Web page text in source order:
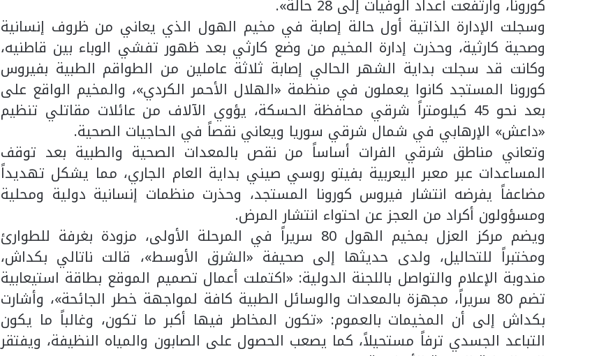
كورونا، وارتفعت أعداد الوفيات إلى 28 حالة».
وسجلت الإدارة الذاتية أول حالة إصابة في مخيم الهول الذي يعاني من ظروف إنسانية
وصحية كارثية، وحذرت إدارة المخيم من وضع كارثي بعد ظهور تفشي الوباء بين قاطنيه،
وكانت قد سجلت بداية الشهر الحالي إصابة ثلاثة عاملين من الطواقم الطبية بفيروس
كورونا المستجد كانوا يعملون في منظمة «الهلال الأحمر الكردي»، والمخيم الواقع على
بعد نحو 45 كيلومتراً شرقي محافظة الحسكة، يؤوي الآلاف من عائلات مقاتلي تنظيم
«داعش» الإرهابي في شمال شرقي سوريا ويعاني نقصاً في الحاجيات الصحية.
وتعاني مناطق شرقي الفرات أساساً من نقص بالمعدات الصحية والطبية بعد توقف
المساعدات عبر معبر اليعربية بفيتو روسي صيني بداية العام الجاري، مما يشكل تهديداً
مضاعفاً يفرضه انتشار فيروس كورونا المستجد، وحذرت منظمات إنسانية دولية ومحلية
ومسؤولون أكراد من العجز عن احتواء انتشار المرض.
ويضم مركز العزل بمخيم الهول 80 سريراً في المرحلة الأولى، مزودة بغرفة للطوارئ
ومختبراً للتحاليل، ولدى حديثها إلى صحيفة «الشرق الأوسط»، قالت ناتالي بكداش،
مندوبة الإعلام والتواصل باللجنة الدولية: «اكتملت أعمال تصميم الموقع بطاقة استيعابية
تضم 80 سريراً، مجهزة بالمعدات والوسائل الطبية كافة لمواجهة خطر الجائحة»، وأشارت
بكداش إلى أن المخيمات بالعموم: «تكون المخاطر فيها أكبر ما تكون، وغالباً ما يكون
التباعد الجسدي ترفاً مستحيلاً، كما يصعب الحصول على الصابون والمياه النظيفة، ويفتقر